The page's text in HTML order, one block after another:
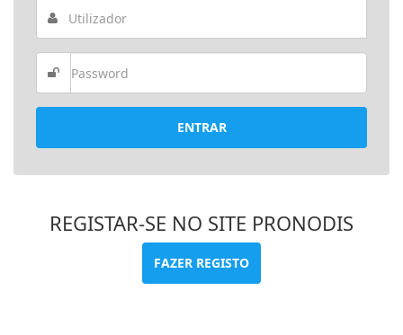
ENTRAR
REGISTAR-SE NO SITE PRONODIS
FAZER REGISTO